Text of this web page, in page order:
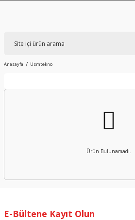
Anasayfa Usmtekno
Ürün Bulunamadı.
E-Bültene Kayıt Olun